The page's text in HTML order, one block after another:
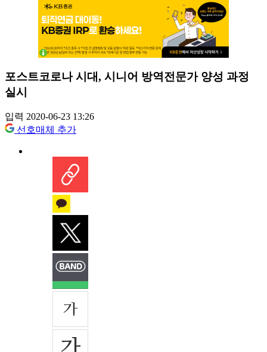
포스트코로나 시대, 시니어 방역전문가 양성 과정
실시
입력 2020-06-23 13:26
선호매체 추가